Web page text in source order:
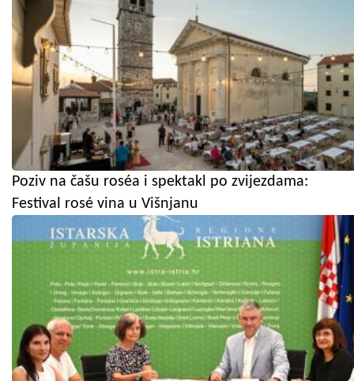
Poziv na čašu roséa i spektakl po zvijezdama:
Festival rosé vina u Višnjanu